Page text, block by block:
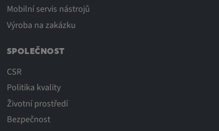
Mobilní servis nástrojů
Výroba na zakázku
SPOLEČNOST
CSR
Politika kvality
Životní prostředí
Bezpečnost